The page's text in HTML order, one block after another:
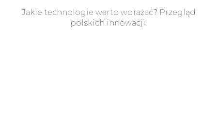
Jakie technologie warto wdrażać? Przegląd
polskich innowacji.